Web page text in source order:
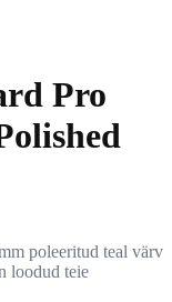
Pro
poleeritud teal värv
loodud teie